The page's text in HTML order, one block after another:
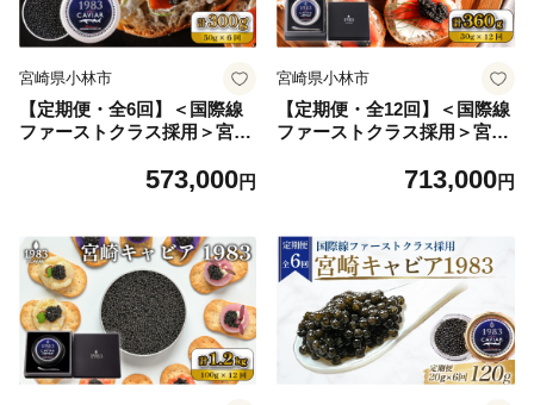
宮崎県小林市
【定期便・全6回】＜国際線
ファーストクラス採用＞宮崎
キャビア 魚卵 宮崎県 宮崎 小
573,000円
宮崎県小林市
【定期便・全12回】＜国際線
ファーストクラス採用＞宮崎
産 キャビア 魚卵 宮崎県 宮崎
713,000円